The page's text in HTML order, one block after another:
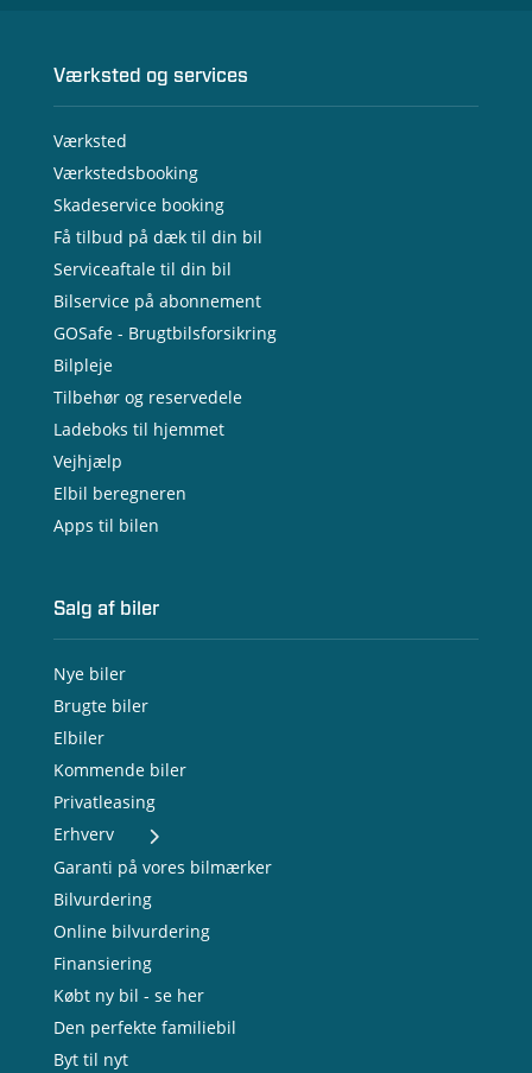
Værksted og services
Værksted
Værkstedsbooking
Skadeservice booking
Få tilbud på dæk til din bil
Serviceaftale til din bil
Bilservice på abonnement
GOSafe - Brugtbilsforsikring
Bilpleje
Tilbehør og reservedele
Ladeboks til hjemmet
Vejhjælp
Elbil beregneren
Apps til bilen
Salg af biler
Nye biler
Brugte biler
Elbiler
Kommende biler
Privatleasing
Erhverv
- Nye varebiler
- Brugte varebiler
- Erhvervsleasing
- Testkørsel
- Serviceaftale
- Opladning
Garanti på vores bilmærker
Bilvurdering
Online bilvurdering
Finansiering
Købt ny bil - se her
Den perfekte familiebil
Byt til nyt